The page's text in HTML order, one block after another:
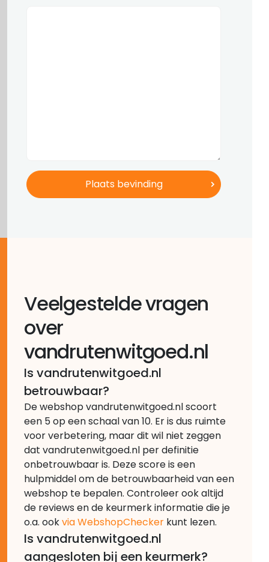
Veelgestelde vragen
over
vandrutenwitgoed.nl
Is vandrutenwitgoed.nl
betrouwbaar?
De webshop vandrutenwitgoed.nl scoort
een 5 op een schaal van 10. Er is dus ruimte
voor verbetering, maar dit wil niet zeggen
dat vandrutenwitgoed.nl per definitie
onbetrouwbaar is. Deze score is een
hulpmiddel om de betrouwbaarheid van een
webshop te bepalen. Controleer ook altijd
de reviews en de keurmerk informatie die je
o.a. ookvia WebshopChecker kunt lezen.
Is vandrutenwitgoed.nl
aangesloten bij een keurmerk?